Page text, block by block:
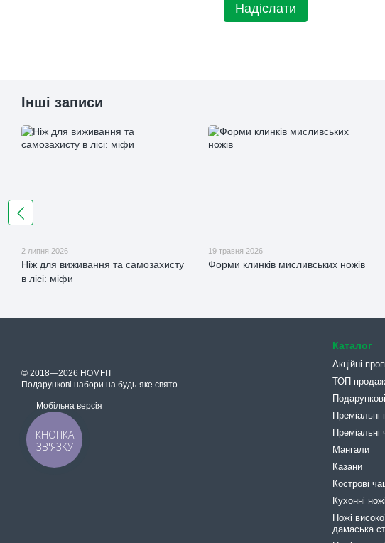
Надіслати
Інші записи
2 липня 2026
Ніж для виживання та самозахисту
в лісі: міфи
19 травня 2026
Форми клинків мисливських ножів
© 2018—2026 HOMFIT
Подарункові набори на будь-яке свято
Мобільна версія
Каталог
Акційні
ТОП
Преміальні
Преміальні
Мангали
Казани
Кострові
Кухонні ножі
Ножі
дамаська
КНОПКА
ЗВ'ЯЗКУ